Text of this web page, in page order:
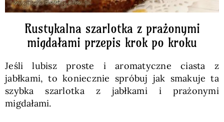
Rustykalna szarlotka z prażonymi
migdałami przepis krok po kroku
Jeśli lubisz proste i aromatyczne ciasta z
jabłkami, to koniecznie spróbuj jak smakuje ta
szybka szarlotka z jabłkami i prażonymi
migdałami.